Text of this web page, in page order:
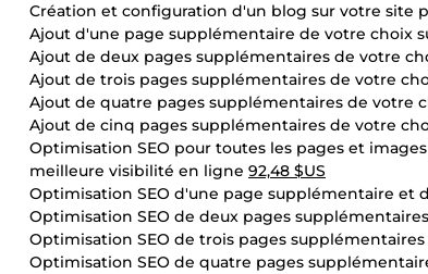
Création et configuration d'un blog sur votre site
Ajout d'une page supplémentaire de votre choix
Ajout de deux pages supplémentaires de votre
Ajout de trois pages supplémentaires de votre
Ajout de quatre pages supplémentaires de votre
Ajout de cinq pages supplémentaires de votre
Optimisation SEO pour toutes les pages et
meilleure visibilité en ligne 92,48 $US
Optimisation SEO d'une page supplémentaire et
Optimisation SEO de deux pages
Optimisation SEO de trois pages
Optimisation SEO de quatre pages